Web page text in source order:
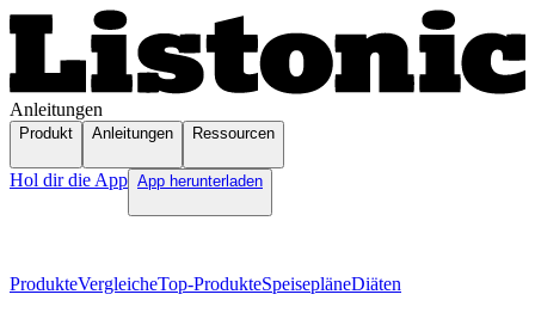
Anleitungen
Produkt Anleitungen Ressourcen
Hol dir die App App herunterladen
ProdukteVergleicheTop-ProdukteSpeisepläneDiäten